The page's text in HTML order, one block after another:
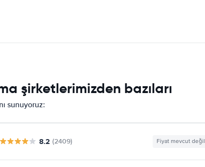
şirketlerimizden bazıları
sunuyoruz:
8.2 (2409) Fiyat mevcut değil